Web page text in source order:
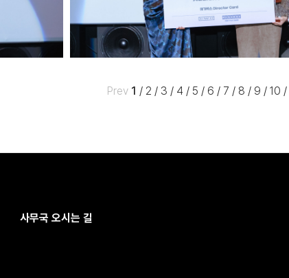
Prev 1 / 2 / 3 / 4 / 5 / 6 / 7 / 8 / 9 / 10 /
사무국 오시는 길